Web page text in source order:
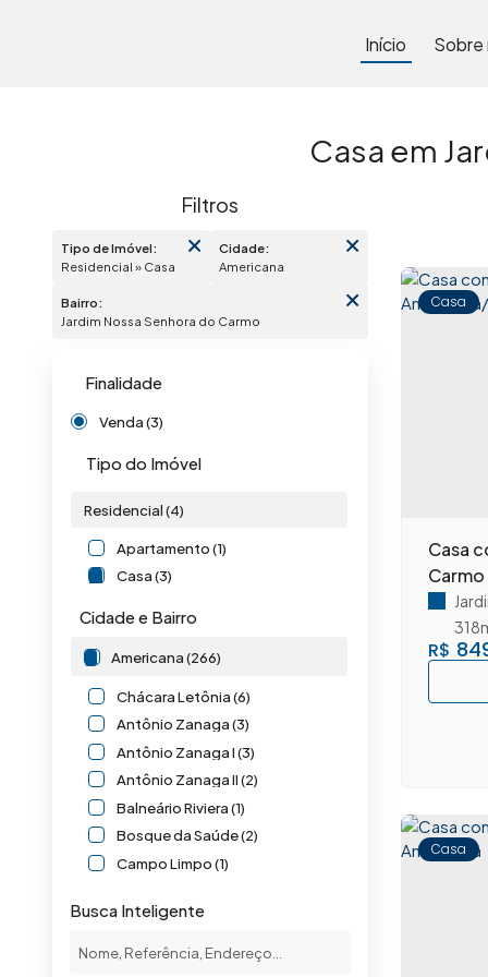
Sobre
Início
Casa em
Tipo de Imóvel:
Residencial » Casa
Cidade:
Americana
Bairro:
Jardim Nossa Senhora do Carmo
Finalidade
Venda (3)
Tipo do Imóvel
Residencial (4)
Apartamento (1)
Casa (3)
Cidade e Bairro
Americana (266)
Chácara Letônia (6)
Antônio Zanaga (3)
Antônio Zanaga I (3)
Antônio Zanaga II (2)
Balneário Riviera (1)
Bosque da Saúde (2)
Campo Limpo (1)
Catharina Zanaga (1)
Centro (2)
Busca Inteligente
Casa
Casa
R$
Casa